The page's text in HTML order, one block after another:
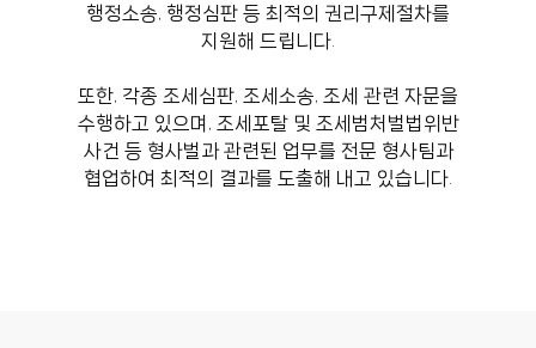
행정소송, 행정심판 등 최적의 권리구제절차를
지원해 드립니다.
또한, 각종 조세심판, 조세소송, 조세 관련 자문을
수행하고 있으며, 조세포탈 및 조세범처벌법위반
사건 등 형사벌과 관련된 업무를 전문 형사팀과
협업하여 최적의 결과를 도출해 내고 있습니다.